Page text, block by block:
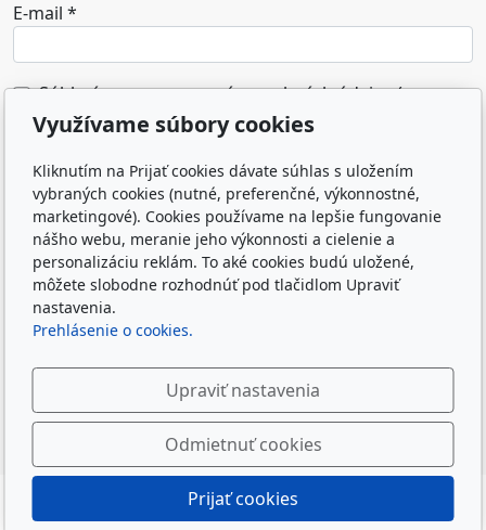
E-mail *
Súhlasím so spracovaním osobných údajov (e-
mailovej adresy) na marketingové účely
prevádzkovateľa e-shopu.
Odoslaním formulára súhlasím so spracovaním
osobných údajov zadaných do formulára na účely
reakcie prevádzkovateľa webu na odoslanú správu.
Zásady spracovania osobných údajov
Odoslať
Využívame súbory cookies
Kliknutím na Prijať cookies dávate súhlas s uložením
vybraných cookies (nutné, preferenčné, výkonnostné,
marketingové). Cookies používame na lepšie fungovanie
nášho webu, meranie jeho výkonnosti a cielenie a
personalizáciu reklám. To aké cookies budú uložené,
môžete slobodne rozhodnúť pod tlačidlom Upraviť
nastavenia.
Prehlásenie o cookies.
Upraviť nastavenia
Odmietnuť cookies
Prijať cookies